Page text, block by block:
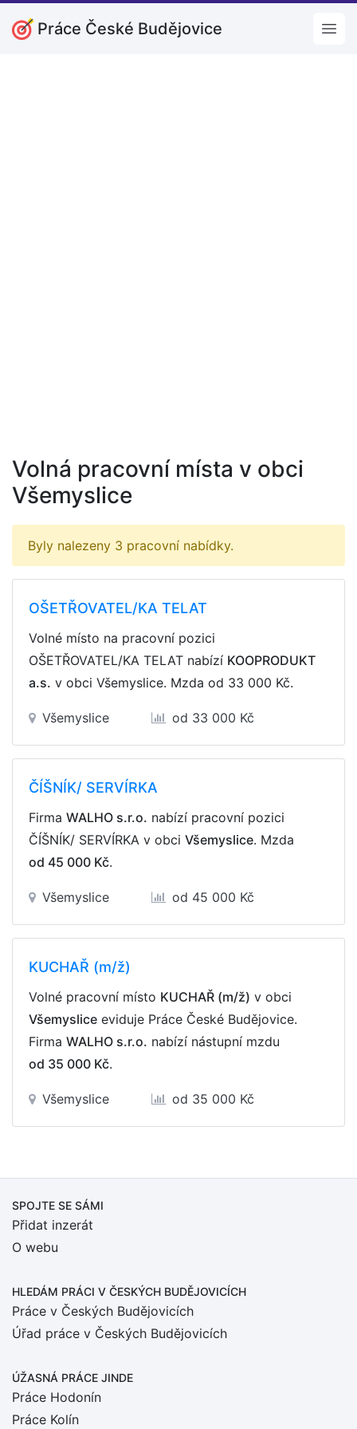
Práce České Budějovice
Volná pracovní místa v obci
Všemyslice
Byly nalezeny 3 pracovní nabídky.
OŠETŘOVATEL/KA TELAT
Volné místo na pracovní pozici
OŠETŘOVATEL/KA TELAT nabízí KOOPRODUKT
a.s. v obci Všemyslice. Mzda od 33 000 Kč.
Všemyslice od 33 000 Kč
ČÍŠNÍK/ SERVÍRKA
Firma WALHO s.r.o. nabízí pracovní pozici
ČÍŠNÍK/ SERVÍRKA v obci Všemyslice. Mzda
od 45 000 Kč.
Všemyslice od 45 000 Kč
KUCHAŘ (m/ž)
Volné pracovní místo KUCHAŘ (m/ž) v obci
Všemyslice eviduje Práce České Budějovice.
Firma WALHO s.r.o. nabízí nástupní mzdu
od 35 000 Kč.
Všemyslice od 35 000 Kč
SPOJTE SE SÁMI
Přidat inzerát
O webu
HLEDÁM PRÁCI V ČESKÝCH BUDĚJOVICÍCH
Práce v Českých Budějovicích
Úřad práce v Českých Budějovicích
ÚŽASNÁ PRÁCE JINDE
Práce Hodonín
Práce Kolín